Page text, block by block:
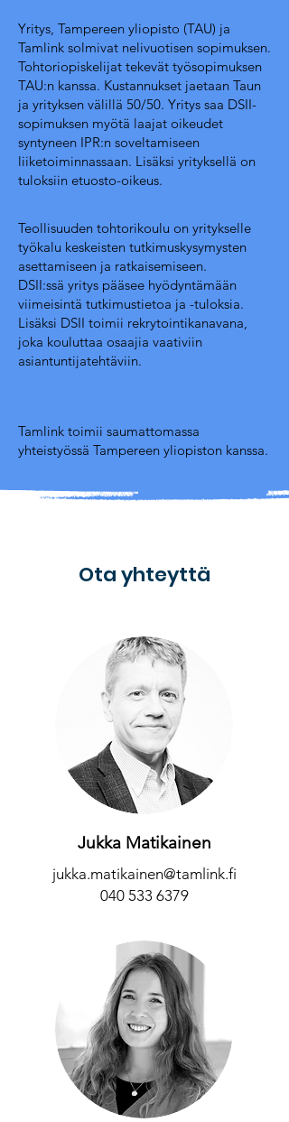
Yritys, Tampereen yliopisto (TAU) ja
Tamlink solmivat nelivuotisen sopimuksen.
Tohtoriopiskelijat tekevät työsopimuksen
TAU:n kanssa. Kustannukset jaetaan Taun
ja yrityksen välillä 50/50. Yritys saa DSII-
sopimuksen myötä laajat oikeudet
syntyneen IPR:n soveltamiseen
liiketoiminnassaan. Lisäksi yrityksellä on
tuloksiin etuosto-oikeus.
Teollisuuden tohtorikoulu on yritykselle
työkalu keskeisten tutkimuskysymysten
asettamiseen ja ratkaisemiseen.
DSII:ssä yritys pääsee hyödyntämään
viimeisintä tutkimustietoa ja -tuloksia.
Lisäksi DSII toimii rekrytointikanavana,
joka kouluttaa osaajia vaativiin
asiantuntijatehtäviin.
Tamlink toimii saumattomassa
yhteistyössä Tampereen yliopiston kanssa.
Ota yhteyttä
Jukka Matikainen
jukka.matikainen@tamlink.fi
040 533 6379